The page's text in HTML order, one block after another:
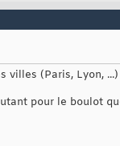
(Paris, Lyon,
pour le boulot